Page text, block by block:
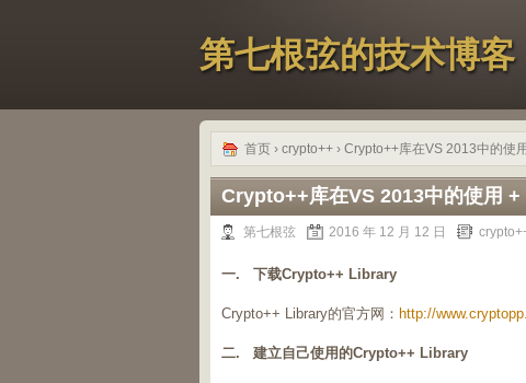
第七根弦的技术博客
首页 › crypto++ › Crypto++库在VS 2013中的使
Crypto++库在VS 2013中的使用
第七根弦 2016 年 12 月 12 日
一. 下载Crypto++ Library
Crypto++ Library的官方网： http://
二. 建立自己使用的Crypto++ Library